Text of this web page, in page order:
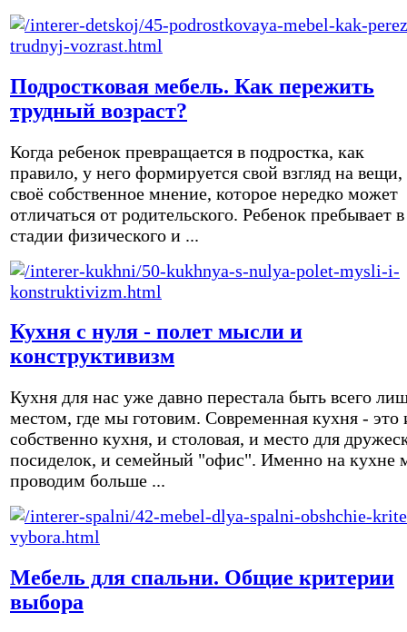
Подростковая мебель. Как пережить
трудный возраст?
Когда ребенок превращается в подростка, как
правило, у него формируется свой взгляд на вещи,
своё собственное мнение, которое нередко может
отличаться от родительского. Ребенок пребывает в
стадии физического и ...
Кухня с нуля - полет мысли и
конструктивизм
Кухня для нас уже давно перестала быть всего
местом, где мы готовим. Современная кухня - это
собственно кухня, и столовая, и место для
посиделок, и семейный "офис". Именно на кухне
проводим больше ...
Мебель для спальни. Общие критерии
выбора